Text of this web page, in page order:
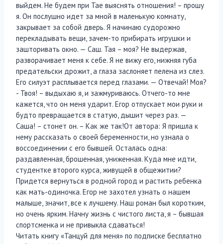
выйдем. Не будем при Тае выяснять отношения! – прошу
я. Он послушно идет за мной в маленькую комнату,
закрывает за собой дверь. Я начинаю судорожно
перекладывать вещи, зачем-то прибирать игрушки и
зашторивать окно. — Саш. Тая – моя? Не выдержав,
разворачивает меня к себе. Я не вижу его, нижняя губа
предательски дрожит, а глаза заслоняет пелена из слез.
Его силуэт расплывается перед глазами. — Отвечай! Моя?
- Твоя! – выдыхаю я, и зажмуриваюсь. Отчего-то мне
кажется, что он меня ударит. Егор отпускает мои руки и
будто превращается в статую, дышит через раз. —
Саша! – стонет он. – Как же так!От автора: Я пришла к
нему рассказать о своей беременности, но узнала о
воссоединении с его бывшей. Осталась одна:
раздавленная, брошенная, униженная. Куда мне идти,
студентке второго курса, живущей в общежитии?
Придется вернуться в родной город и растить ребенка
как мать-одиночка. Егор не захотел узнать о нашем
малыше, значит, все к лучшему. Наш роман был коротким,
но очень ярким. Начну жизнь с чистого листа, я – бывшая
спортсменка и не привыкла сдаваться!
Читать книгу «Танцуй для меня» по подписке бесплатно